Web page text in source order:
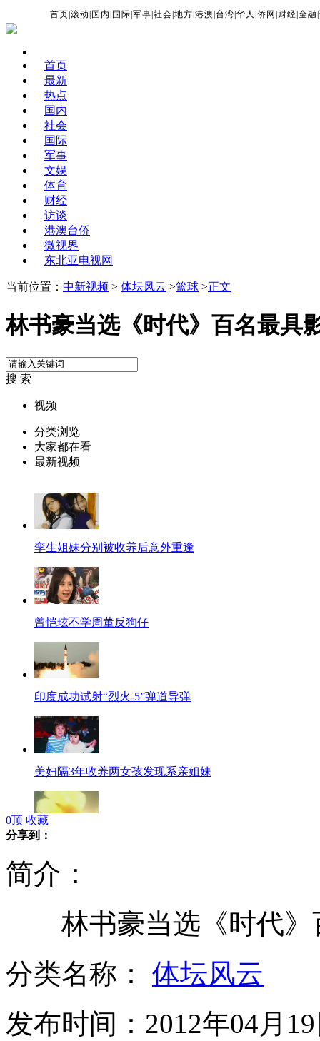
首页 |滚动 国内 国际 |军事 |社会 |地方 |港澳 台湾 |华人 |侨网 财经 |金融 |
首页
最新
热点
国内
社会
国际
军事
文娱
体育
财经
访谈
港澳台侨
微视界
东北亚电视网
当前位置： 中新视频 > 体坛风云 >篮球 >正文
林书豪当选《时代》百名最具
搜 索
视频
分类浏览
大家都在看
最新视频
孪生姐妹分别被收养后意外重逢
曾恺玹不学周董反狗仔
印度成功试射“烈火-5”弹道导弹
美妇隔3年收养两女孩发现系亲姐妹
瘦肉精泛滥 刘翔多年不敢吃猪肉
0顶 收藏
分享到：
简介：
林书豪当选《时代》
分类名称： 体坛风云
发布时间：2012年04月